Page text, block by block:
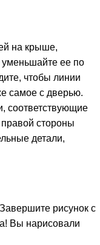
на крыше,
ее по
чтобы линии
самое с дверью.
соответствующие
стороны
детали,
рисунок с
Вы нарисовали